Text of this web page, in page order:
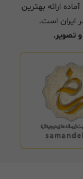
ارائه بهترین
ایران است.
تصویر.